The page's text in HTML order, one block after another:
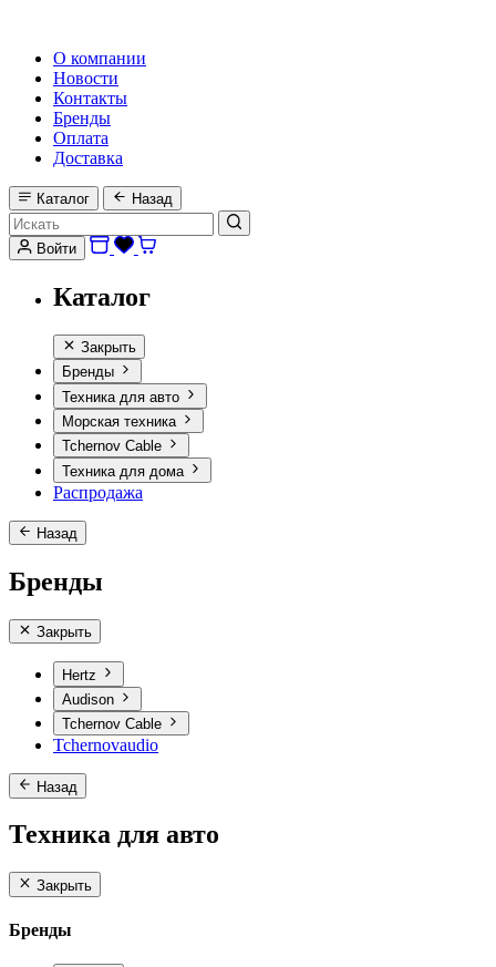
О компании
Новости
Контакты
Бренды
Оплата
Доставка
Каталог Назад
Войти
Каталог
Закрыть
Бренды
Техника для авто
Морская техника
Tchernov Cable
Техника для дома
Распродажа
Назад
Бренды
Закрыть
Hertz
Audison
Tchernov Cable
Tchernovaudio
Назад
Техника для авто
Закрыть
Бренды